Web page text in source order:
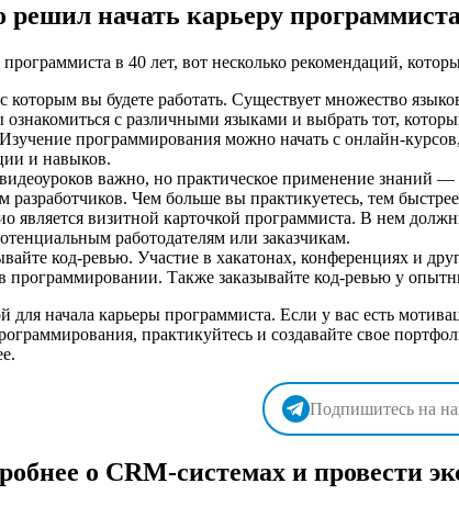
решил начать карьеру
в 40 лет, вот несколько рекомендаций,
вы будете работать. Существует множество
с различными языками и выбрать тот,
программирования можно начать с онлайн-
и навыков.
важно, но практическое применение
разработчиков. Чем больше вы практикуетесь, тем
является визитной карточкой программиста. В нем
работодателям или заказчикам.
код-ревью. Участие в хакатонах, конференциях и
программировании. Также заказывайте код-ревью у
для начала карьеры программиста. Если у вас есть
практикуйтесь и создавайте свое
Подпишитесь на
о CRM-системах и провести